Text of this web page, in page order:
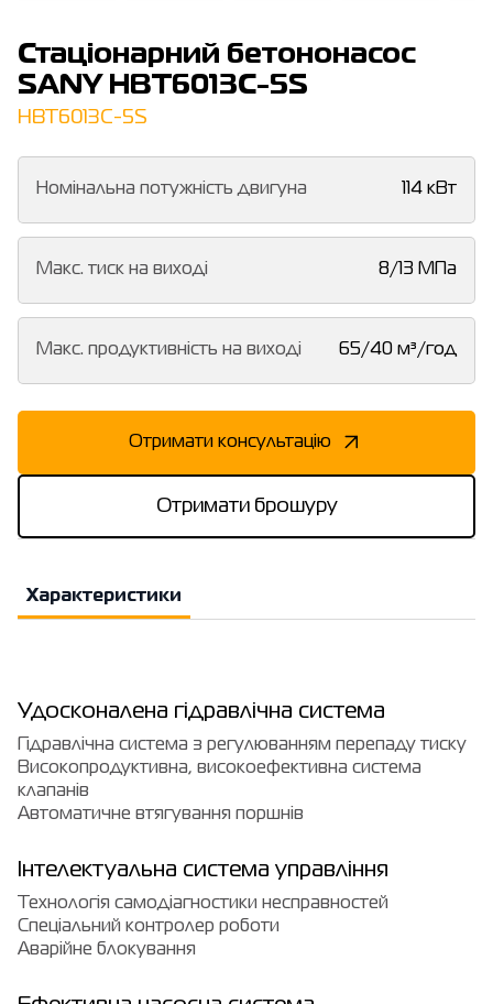
Стаціонарний бетононасос
SANY HBT6013C-5S
HBT6013C-5S
Номінальна потужність двигуна 114 кВт
Макс. тиск на виході 8/13 МПа
Макс. продуктивність на виході 65/40 м³/год
Отримати консультацію
Отримати брошуру
Характеристики
Удосконалена гідравлічна система
Гідравлічна система з регулюванням перепаду тиску
Високопродуктивна, високоефективна система
клапанів
Автоматичне втягування поршнів
Інтелектуальна система управління
Технологія самодіагностики несправностей
Спеціальний контролер роботи
Аварійне блокування